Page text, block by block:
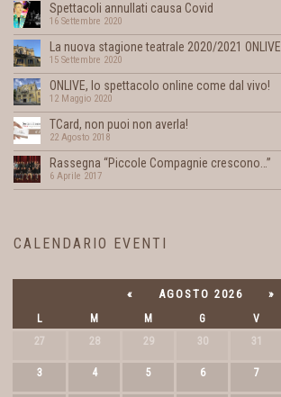
Spettacoli annullati causa Covid
16 Settembre 2020
La nuova stagione teatrale 2020/2021 ONLIVE
15 Settembre 2020
ONLIVE, lo spettacolo online come dal vivo!
12 Maggio 2020
TCard, non puoi non averla!
22 Agosto 2018
Rassegna “Piccole Compagnie crescono…”
6 Aprile 2017
CALENDARIO EVENTI
« AGOSTO 2026 »
L M M G V
27
28 29 30 31
3 4 5 6 7